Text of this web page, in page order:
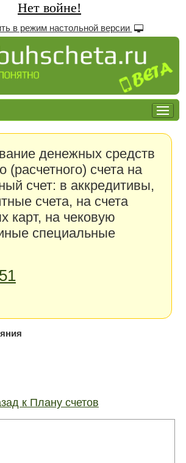
Нет войне!
в режим настольной версии
денежных средств
(расчетного) счета на
счет: в аккредитивы,
счета, на счета
карт, на чековую
специальные
51
к Плану счетов